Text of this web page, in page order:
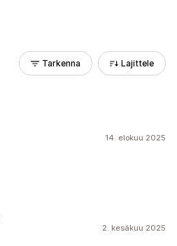
Tarkenna Lajittele
14. elokuu 2025
2. kesäkuu 2025